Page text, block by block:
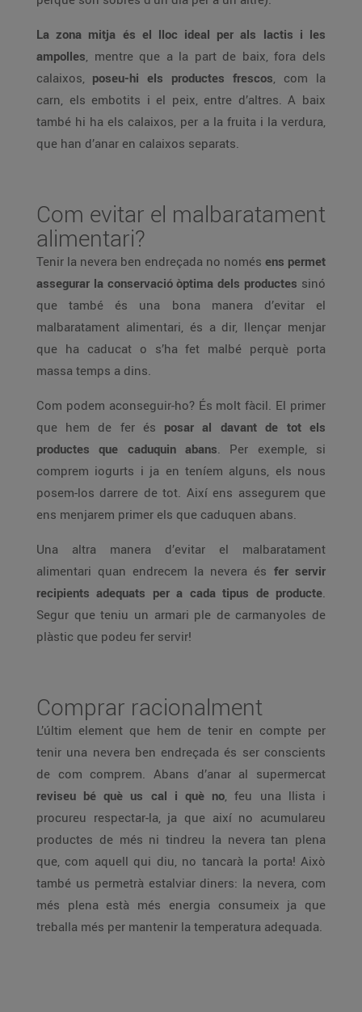
La zona mitja és el lloc ideal per als lactis i les
ampolles, mentre que a la part de baix, fora dels
calaixos, poseu-hi els productes frescos, com la
carn, els embotits i el peix, entre d’altres. A baix
també hi ha els calaixos, per a la fruita i la verdura,
que han d’anar en calaixos separats.
Com evitar el malbaratament
alimentari?
Tenir la nevera ben endreçada no només ens permet
assegurar la conservació òptima dels productes sinó
que també és una bona manera d’evitar el
malbaratament alimentari, és a dir, llençar menjar
que ha caducat o s’ha fet malbé perquè porta
massa temps a dins.
Com podem aconseguir-ho? És molt fàcil. El primer
que hem de fer és posar al davant de tot els
productes que caduquin abans. Per exemple, si
comprem iogurts i ja en teníem alguns, els nous
posem-los darrere de tot. Així ens assegurem que
ens menjarem primer els que caduquen abans.
Una altra manera d’evitar el malbaratament
alimentari quan endrecem la nevera és fer servir
recipients adequats per a cada tipus de producte.
Segur que teniu un armari ple de carmanyoles de
plàstic que podeu fer servir!
Comprar racionalment
L’últim element que hem de tenir en compte per
tenir una nevera ben endreçada és ser conscients
de com comprem. Abans d’anar al supermercat
reviseu bé què us cal i què no, feu una llista i
procureu respectar-la, ja que així no acumulareu
productes de més ni tindreu la nevera tan plena
que, com aquell qui diu, no tancarà la porta! Això
també us permetrà estalviar diners: la nevera, com
més plena està més energia consumeix ja que
treballa més per mantenir la temperatura adequada.